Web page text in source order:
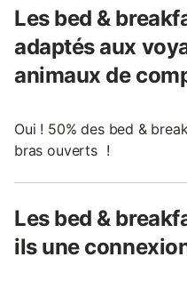
Les bed &
adaptés aux
animaux de
Oui ! 50% des bed &
bras ouverts !
Les bed &
ils une